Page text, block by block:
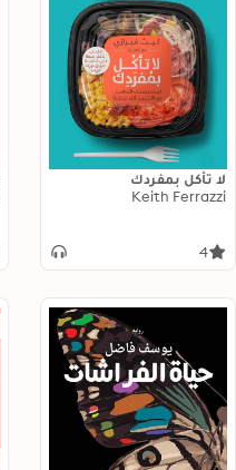
لا تأكل بمفردك
Keith Ferrazzi
4